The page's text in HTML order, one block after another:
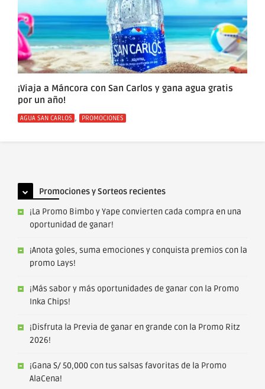
¡Viaja a Máncora con San Carlos y gana agua gratis
por un año!
Categorías
AGUA SAN CARLOS , PROMOCIONES
Promociones y Sorteos recientes
¡La Promo Bimbo y Yape convierten cada compra en una
oportunidad de ganar!
¡Anota goles, suma emociones y conquista premios con la
promo Lays!
¡Más sabor y más oportunidades de ganar con la Promo
Inka Chips!
¡Disfruta la Previa de ganar en grande con la Promo Ritz
2026!
¡Gana S/ 50,000 con tus salsas favoritas de la Promo
AlaCena!